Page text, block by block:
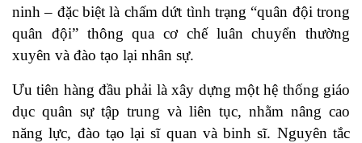
ninh – đặc biệt là chấm dứt tình trạng “quân đội trong
quân đội” thông qua cơ chế luân chuyển thường
xuyên và đào tạo lại nhân sự.
Ưu tiên hàng đầu phải là xây dựng một hệ thống giáo
dục quân sự tập trung và liên tục, nhằm nâng cao
năng lực, đào tạo lại sĩ quan và binh sĩ. Nguyên tắc